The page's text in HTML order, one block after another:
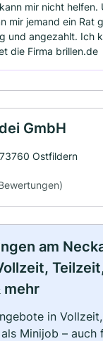
mir nicht helfen.
mir jemand ein Rat
und angezahlt. Ich
die Firma brillen.de
GmbH
Ostfildern
am
mehr
in
Minijob – auch